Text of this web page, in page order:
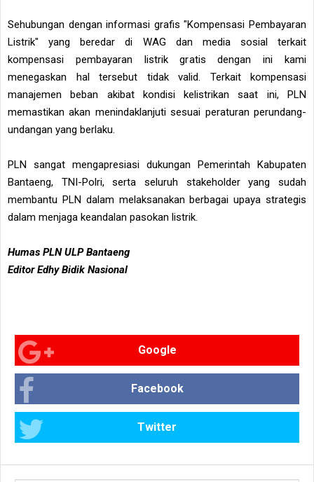
Sehubungan dengan informasi grafis "Kompensasi Pembayaran
Listrik" yang beredar di WAG dan media sosial terkait
kompensasi pembayaran listrik gratis dengan ini kami
menegaskan hal tersebut tidak valid. Terkait kompensasi
manajemen beban akibat kondisi kelistrikan saat ini, PLN
memastikan akan menindaklanjuti sesuai peraturan perundang-
undangan yang berlaku.
PLN sangat mengapresiasi dukungan Pemerintah Kabupaten
Bantaeng, TNI-Polri, serta seluruh stakeholder yang sudah
membantu PLN dalam melaksanakan berbagai upaya strategis
dalam menjaga keandalan pasokan listrik.
Humas PLN ULP Bantaeng
Editor Edhy Bidik Nasional
Google
Facebook
Twitter